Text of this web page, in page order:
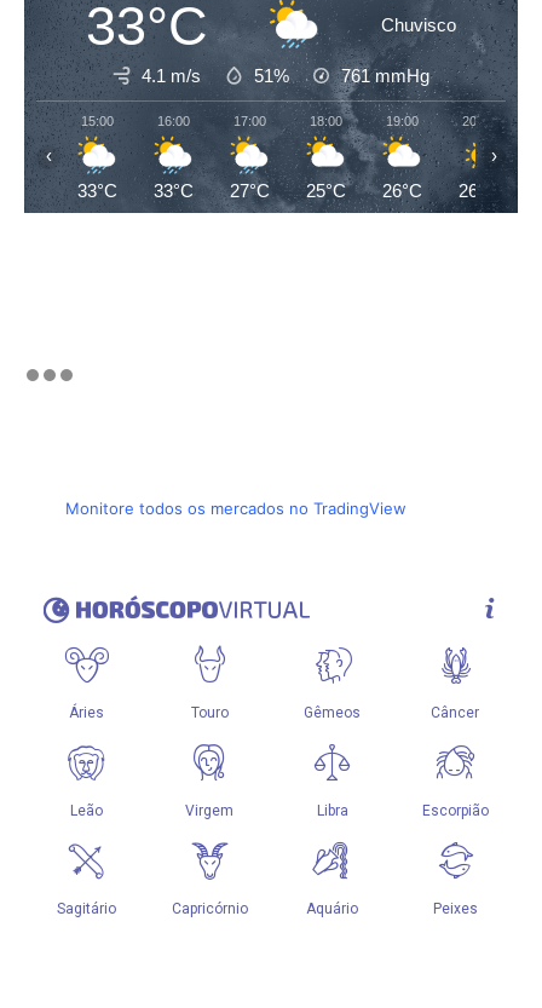
33°C Chuvisco
4.1 m/s 51% 761mmHg
15:00
33°C
16:00
33°C
17:00
27°C
18:00
25°C
19:00
26°C
20:00
26°C
‹ ›
Monitore todos os mercados no TradingView